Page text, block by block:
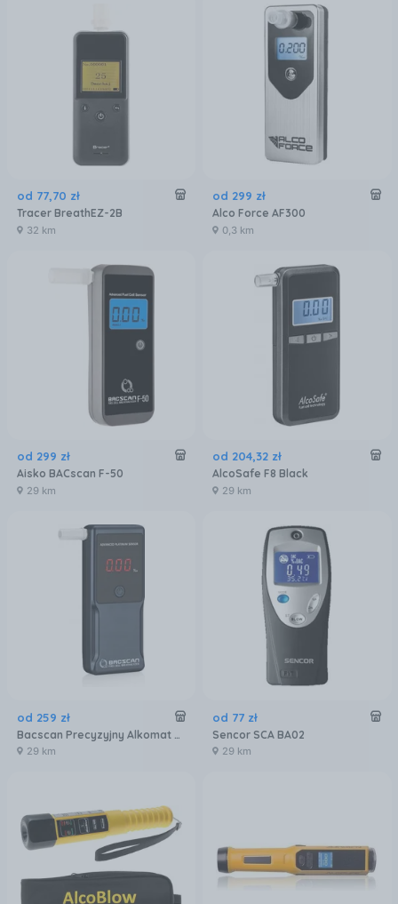
od 77,70 zł
Tracer BreathEZ-2B
32 km
od 299 zł
Alco Force AF300
0,3 km
od 299 zł
Aisko BACscan F-50
29 km
od 204,32 zł
AlcoSafe F8 Black
29 km
od 259 zł
Bacscan Precyzyjny Alkomat F 50 Ultra Z Kalibracją
29 km
od 77 zł
Sencor SCA BA02
29 km